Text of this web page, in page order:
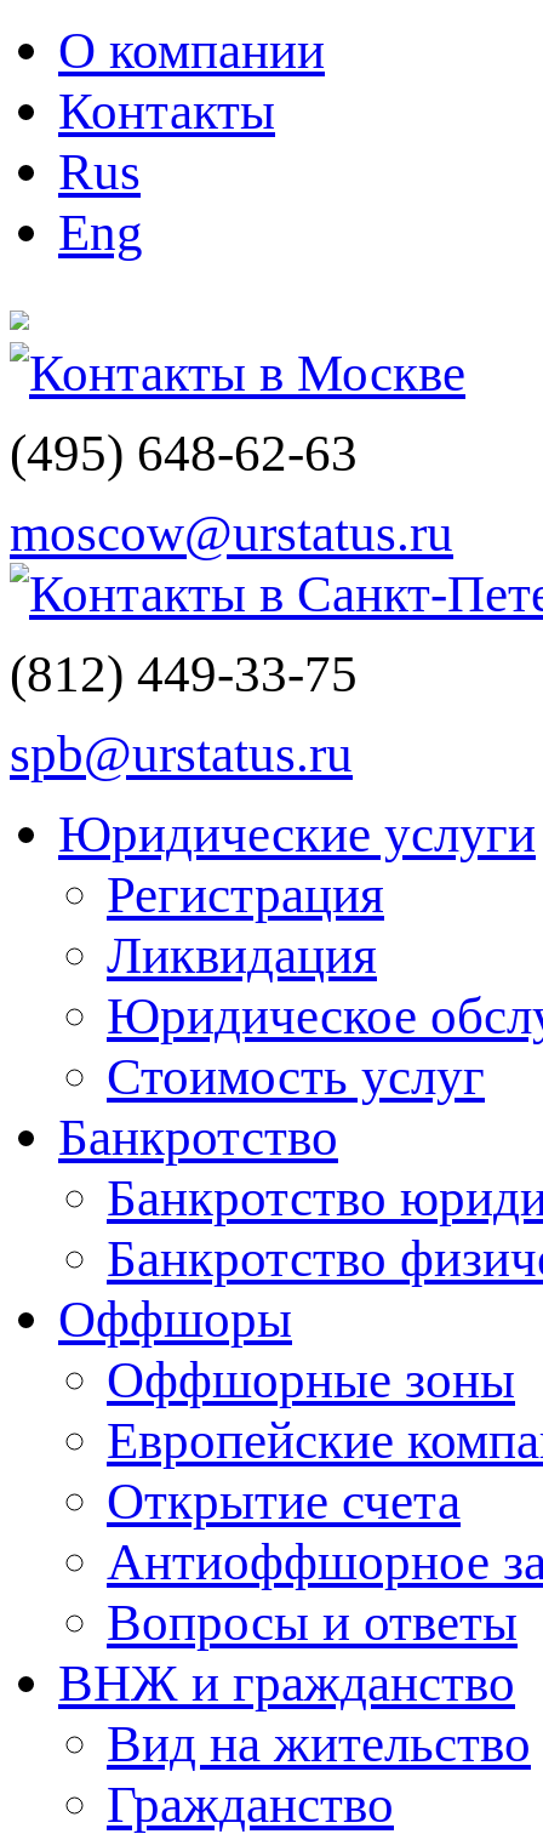
О компании
Контакты
Rus
Eng
Контакты в Москве
(495) 648-62-63
moscow@urstatus.ru
Контакты в Санкт-
(812) 449-33-75
spb@urstatus.ru
Юридические услуги
Регистрация
Ликвидация
Юридическое
Стоимость услуг
Банкротство
Банкротство
Банкротство
Оффшоры
Оффшорные зоны
Европейские
Открытие счета
Антиоффшорное
Вопросы и ответы
ВНЖ и гражданство
Вид на жительство
Гражданство